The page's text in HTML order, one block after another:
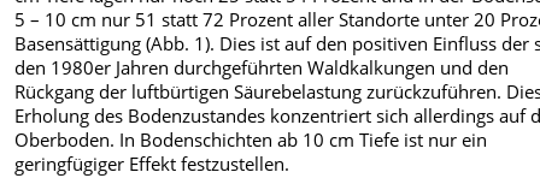
5 – 10 cm nur 51 statt 72 Prozent aller Standorte unter 20
Basensättigung (Abb. 1). Dies ist auf den positiven Einfluss der
den 1980er Jahren durchgeführten Waldkalkungen und den
Rückgang der luftbürtigen Säurebelastung zurückzuführen.
Erholung des Bodenzustandes konzentriert sich allerdings auf
Oberboden. In Bodenschichten ab 10 cm Tiefe ist nur ein
geringfügiger Effekt festzustellen.